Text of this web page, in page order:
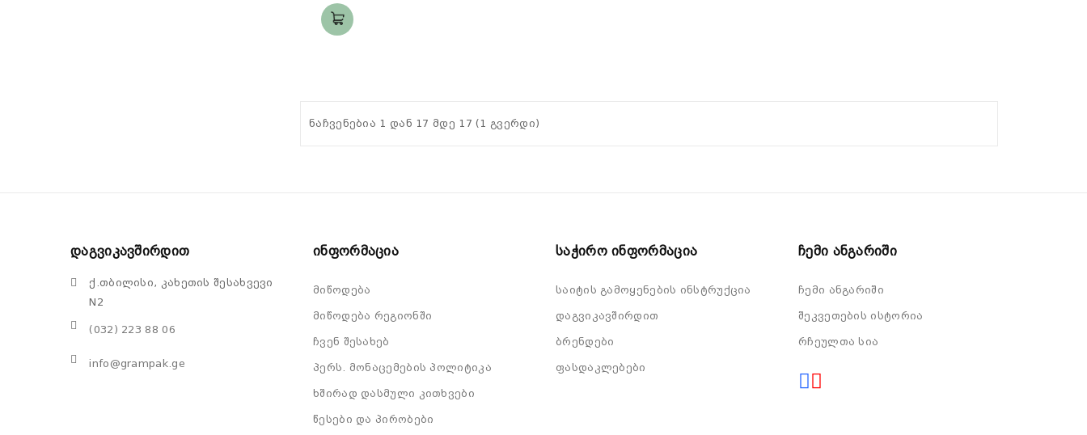
ნაჩვენებია 1 დან 17 მდე 17 (1 გვერდი)
Დაგვიკავშირდით
ქ.თბილისი, კახეთის შესახვევი
N2
(032) 223 88 06
info@grampak.ge
Ინფორმაცია
მიწოდება
მიწოდება რეგიონში
ჩვენ შესახებ
პერს. მონაცემების პოლიტიკა
ხშირად დასმული კითხვები
წესები და პირობები
Საჭირო Ინფორმაცია
საიტის გამოყენების ინსტრუქცია
დაგვიკავშირდით
ბრენდები
ფასდაკლებები
Ჩემი Ანგარიში
ჩემი ანგარიში
შეკვეთების ისტორია
რჩეულთა სია